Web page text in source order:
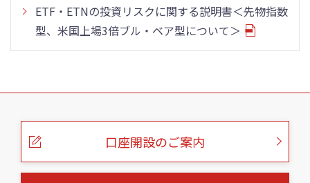
ETF・ETNの投資リスクに関する説明書＜先物指数
型、米国上場3倍ブル・ベア型について＞
こ
口座開設のご案内